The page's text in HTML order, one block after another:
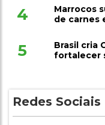
4
Marrocos
de carnes
5
Brasil cria
fortalecer
Redes Sociais